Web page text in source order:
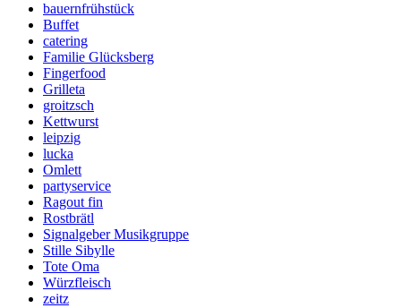
bauernfrühstück
Buffet
catering
Familie Glücksberg
Fingerfood
Grilleta
groitzsch
Kettwurst
leipzig
lucka
Omlett
partyservice
Ragout fin
Rostbrätl
Signalgeber Musikgruppe
Stille Sibylle
Tote Oma
Würzfleisch
zeitz